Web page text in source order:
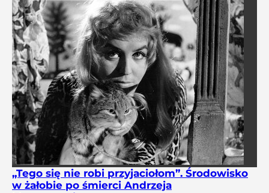
„Tego się nie robi przyjaciołom”. Środowisko
w żałobie po śmierci Andrzeja